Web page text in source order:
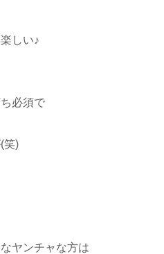
しい♪
必須で
笑)
ヤンチャな方は